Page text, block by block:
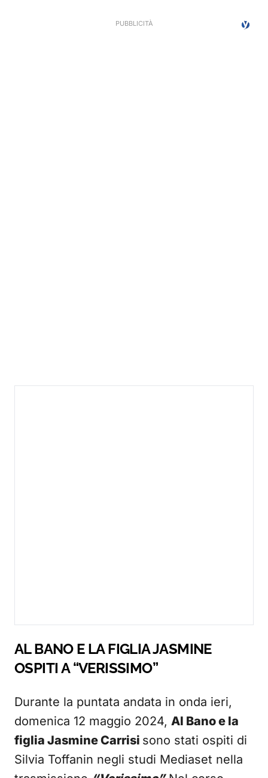
AL BANO E LA FIGLIA JASMINE
OSPITI A “VERISSIMO”
Durante la puntata andata in onda ieri,
domenica 12 maggio 2024, Al Bano e la
figlia Jasmine Carrisi sono stati ospiti di
Silvia Toffanin negli studi Mediaset nella